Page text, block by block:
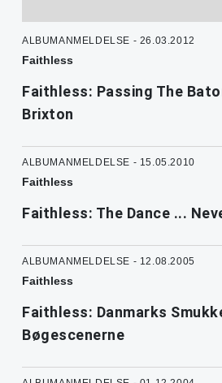
ALBUMANMELDELSE - 26.03.2012
Faithless
Faithless: Passing The
Brixton
ALBUMANMELDELSE - 15.05.2010
Faithless
Faithless: The Dance ...
ALBUMANMELDELSE - 12.08.2005
Faithless
Faithless: Danmarks
Bøgescenerne